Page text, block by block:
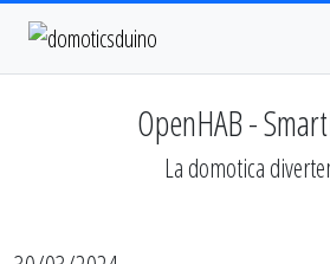
OpenHAB -
La domotica